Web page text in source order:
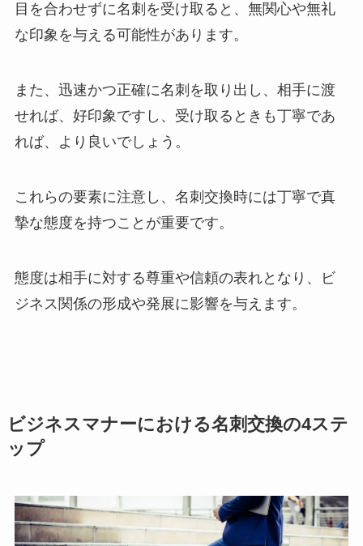
目を合わせずに名刺を受け取ると、無関心や無礼
な印象を与える可能性があります。
また、迅速かつ正確に名刺を取り出し、相手に渡
せれば、好印象ですし、受け取るときも丁寧であ
れば、より良いでしょう。
これらの要素に注意し、名刺交換時には丁寧で真
摯な態度を持つことが重要です。
態度は相手に対する尊重や信頼の表れとなり、ビ
ジネス関係の形成や発展に影響を与えます。
ビジネスマナーにおける名刺交換の4ステ
ップ